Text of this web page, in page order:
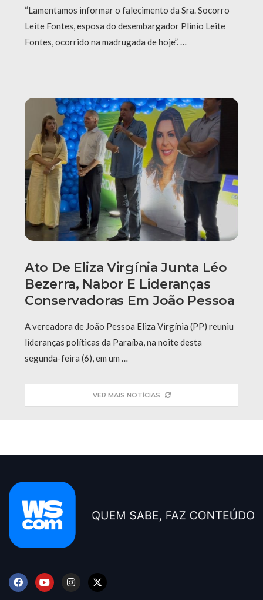
“Lamentamos informar o falecimento da Sra. Socorro
Leite Fontes, esposa do desembargador Plinio Leite
Fontes, ocorrido na madrugada de hoje”. …
Ato De Eliza Virgínia Junta Léo
Bezerra, Nabor E Lideranças
Conservadoras Em João Pessoa
A vereadora de João Pessoa Eliza Virgínia (PP) reuniu
lideranças políticas da Paraíba, na noite desta
segunda-feira (6), em um …
VER MAIS NOTÍCIAS